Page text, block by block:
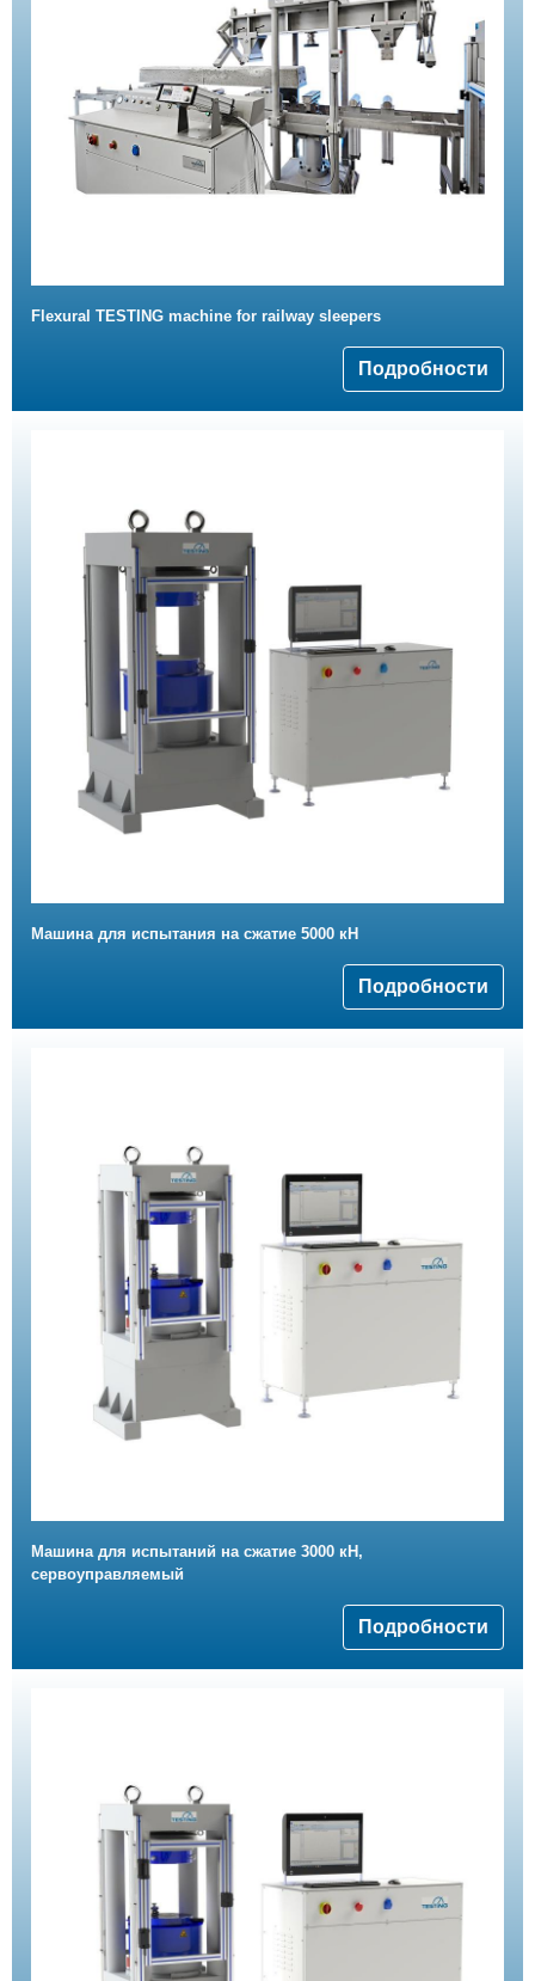
Flexural TESTING machine for railway sleepers
Подробности
Машина для испытания на сжатие 5000 кН
Подробности
Машина для испытаний на сжатие 3000 кН,
сервоуправляемый
Подробности